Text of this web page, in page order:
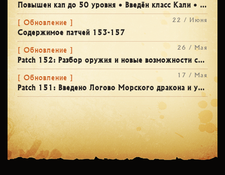
Повышен кап до 50 уровня • Введён класс Кали • Переход на 64-bit клиент • Хэллоуинские ивенты и костюмы
[ Обновление ]
Содержимое патчей 153-157
22 / Июня
[ Обновление ]
Patch 152: Разбор оружия и новые возможности склада
26 / Мая
[ Обновление ]
Patch 151: Введено Логово Морского дракона и улучшения
17 / Мая